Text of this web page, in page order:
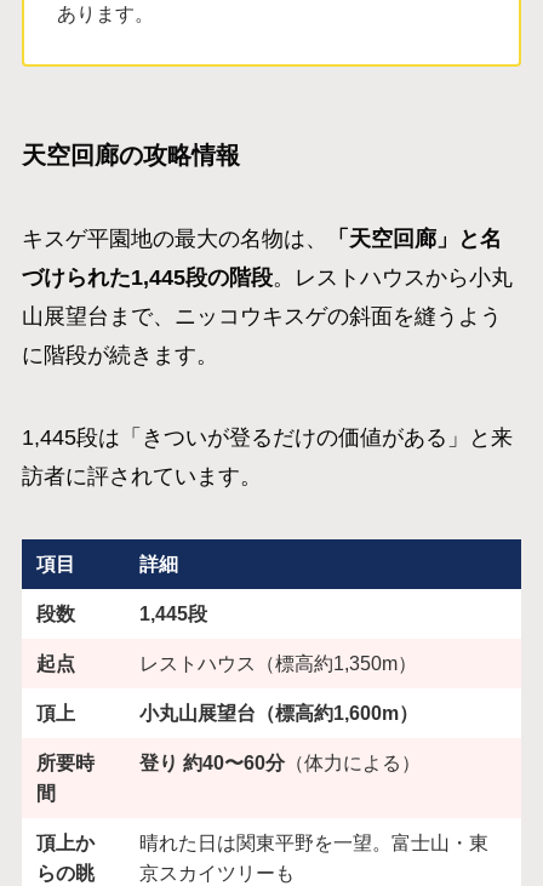
あります。
天空回廊の攻略情報
キスゲ平園地の最大の名物は、
「天空回廊」と名
づけられた1,445段の階段。レストハウスから小丸
山展望台まで、ニッコウキスゲの斜面を縫うよう
に階段が続きます。
1,445段は「きついが登るだけの価値がある」と来
訪者に評されています。
項目 詳細
段数 1,445段
起点 レストハウス（標高約1,350m）
頂上 小丸山展望台（標高約1,600m）
所要時
間
登り 約40〜60分（体力による）
頂上か
らの眺
晴れた日は関東平野を一望。富士山・東
京スカイツリーも